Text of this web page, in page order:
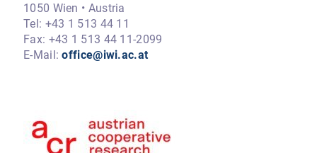
1050 Wien • Austria
Tel: +43 1 513 44 11
Fax: +43 1 513 44 11-2099
E-Mail:office@iwi.ac.at